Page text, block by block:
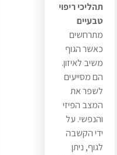
תהליכי ריפוי
טבעיים
מתרחשים
כאשר הגוף
משיב לאיזון.
הם מסייעים
לשפר את
המצב הפיזי
והנפשי. על
ידי הקשבה
לגוף, ניתן